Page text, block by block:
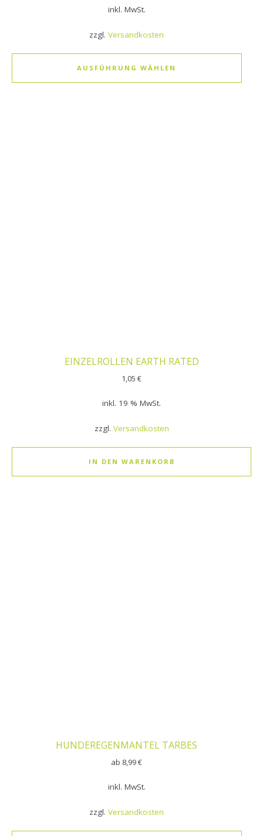
inkl. MwSt.
zzgl.Versandkosten
AUSFÜHRUNG WÄHLEN
EINZELROLLEN EARTH RATED
1,05 €
inkl. 19 % MwSt.
zzgl. Versandkosten
IN DEN WARENKORB
HUNDEREGENMANTEL TARBES
ab 8,99€
inkl. MwSt.
zzgl.Versandkosten